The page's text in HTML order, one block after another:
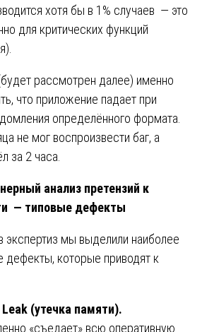
хотя бы в 1% случаев — это
для критических функций
рассмотрен далее) именно
что приложение падает при
определённого формата.
не мог воспроизвести баг, а
за 2 часа.
анализ претензий к
— типовые дефекты
экспертиз мы выделили наиболее
которые приводят к
(утечка памяти).
«съедает» всю оперативную